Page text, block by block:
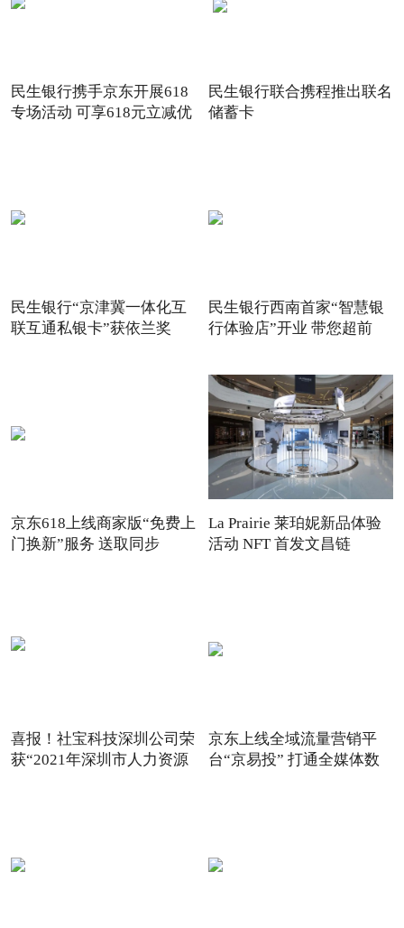
民生银行携手京东开展618
专场活动 可享618元立减优
民生银行联合携程推出联名
储蓄卡
民生银行“京津冀一体化互
联互通私银卡”获依兰奖
民生银行西南首家“智慧银
行体验店”开业 带您超前
京东618上线商家版“免费上
门换新”服务 送取同步
La Prairie 莱珀妮新品体验
活动 NFT 首发文昌链
喜报！社宝科技深圳公司荣
获“2021年深圳市人力资源
京东上线全域流量营销平
台“京易投” 打通全媒体数